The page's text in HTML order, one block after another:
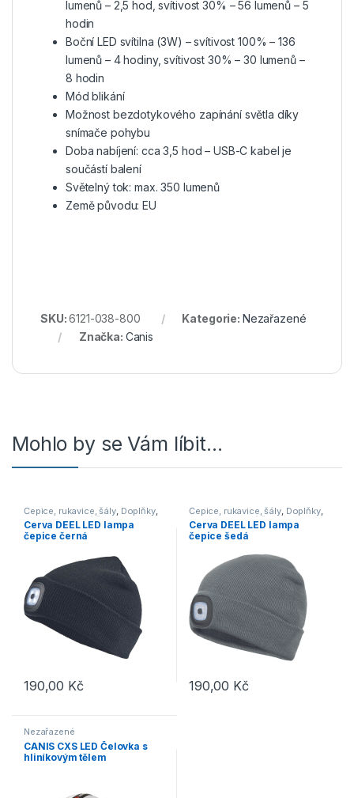
lumenů – 2,5 hod, svítivost 30% – 56 lumenů – 5
hodin
Boční LED svítilna (3W) – svítivost 100% – 136
lumenů – 4 hodiny, svítivost 30% – 30 lumenů –
8 hodin
Mód blikání
Možnost bezdotykového zapínání světla díky
snímače pohybu
Doba nabíjení: cca 3,5 hod – USB-C kabel je
součástí balení
Světelný tok: max. 350 lumenů
Země původu: EU
SKU:6121-038-800 Kategorie: Nezařazené
Značka: Canis
Mohlo by se Vám líbit…
Čepice, rukavice, šály, Doplňky,
Outdoor a volný čas
Cerva DEEL LED lampa
čepice černá
190,00 Kč
Čepice, rukavice, šály, Doplňky,
Outdoor a volný čas
Cerva DEEL LED lampa
čepice šedá
190,00 Kč
Nezařazené
CANIS CXS LED Čelovka s
hliníkovým tělem